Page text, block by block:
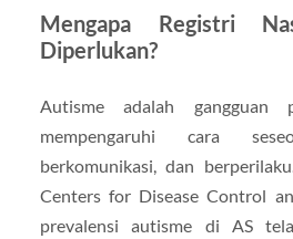
Mengapa Registri
Diperlukan?
Autisme adalah gangguan
mempengaruhi cara
berkomunikasi, dan
Centers for Disease Control
prevalensi autisme di AS